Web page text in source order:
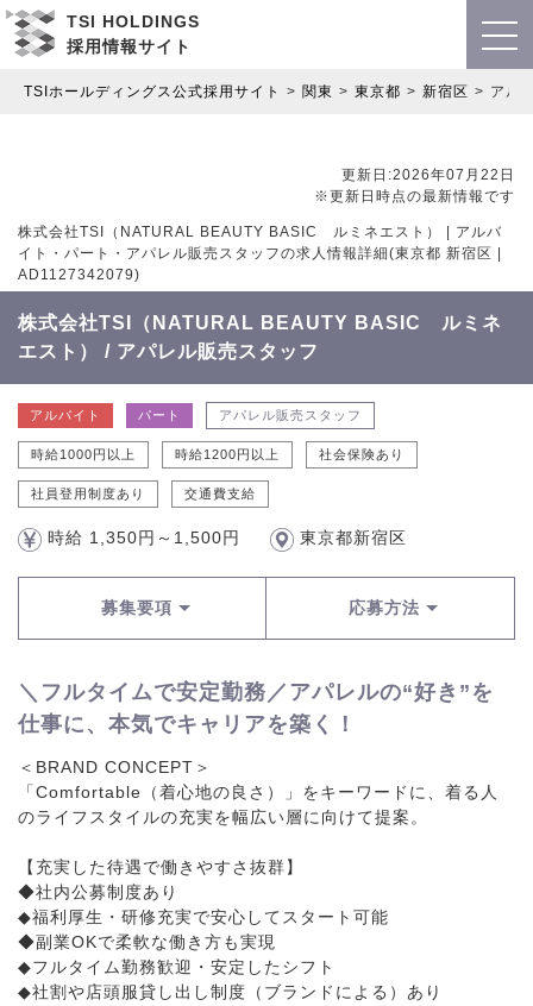
TSI HOLDINGS
採用情報サイト
TSIホールディングス公式採用サイト 関東 東京都 新宿区 アル
更新日:2026年07月22日
※更新日時点の最新情報です
株式会社TSI（NATURAL BEAUTY BASIC ルミネエスト） | アルバ
イト・パート・アパレル販売スタッフの求人情報詳細(東京都 新宿区 |
AD1127342079)
株式会社TSI（NATURAL BEAUTY BASIC ルミネ
エスト） / アパレル販売スタッフ
アルバイト パート アパレル販売スタッフ
時給1000円以上 時給1200円以上 社会保険あり
社員登用制度あり 交通費支給
時給 1,350円～1,500円 東京都新宿区
募集要項 応募方法
＼フルタイムで安定勤務／アパレルの“好き”を
仕事に、本気でキャリアを築く！
＜BRAND CONCEPT＞
「Comfortable（着心地の良さ）」をキーワードに、着る人
のライフスタイルの充実を幅広い層に向けて提案。
【充実した待遇で働きやすさ抜群】
◆社内公募制度あり
◆福利厚生・研修充実で安心してスタート可能
◆副業OKで柔軟な働き方も実現
◆フルタイム勤務歓迎・安定したシフト
◆社割や店頭服貸し出し制度（ブランドによる）あり